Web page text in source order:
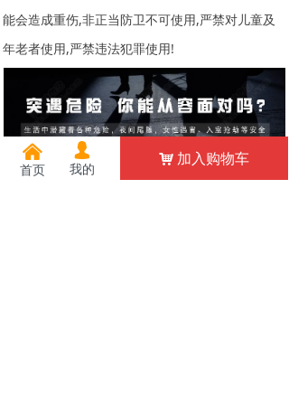
能会造成重伤,非正当防卫不可使用,严禁对儿童及
年老者使用,严禁违法犯罪使用!
낙 加入购物车
넙
낀
首页 我的